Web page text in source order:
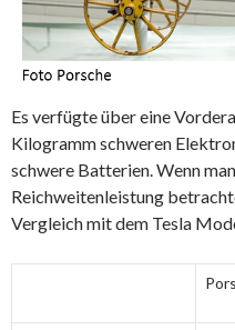
Es verfügte über eine
Kilogramm schweren
schwere Batterien. Wenn
Reichweitenleistung
Vergleich mit dem Tesla